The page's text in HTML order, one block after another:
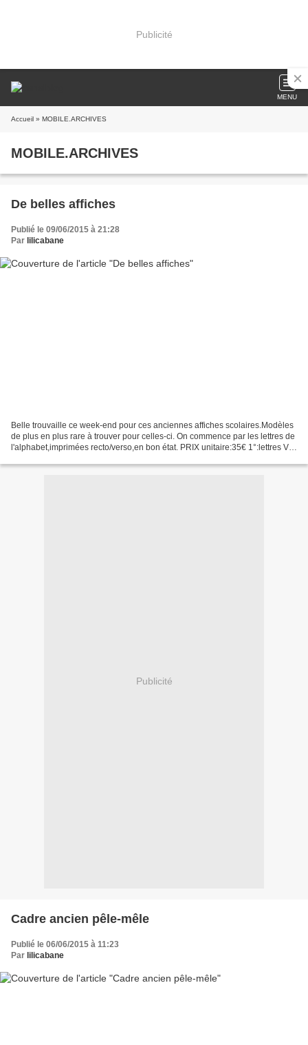
Publicité
MENU
Accueil » MOBILE.ARCHIVES
MOBILE.ARCHIVES
De belles affiches
Publié le 09/06/2015 à 21:28
Par lilicabane
Belle trouvaille ce week-end pour ces anciennes affiches scolaires.Modèles
de plus en plus rare à trouver pour celles-ci. On commence par les lettres de
l'alphabet,imprimées recto/verso,en bon état. PRIX unitaire:35€ 1°:lettres V
Publicité
Cadre ancien pêle-mêle
Publié le 06/06/2015 à 11:23
Par lilicabane